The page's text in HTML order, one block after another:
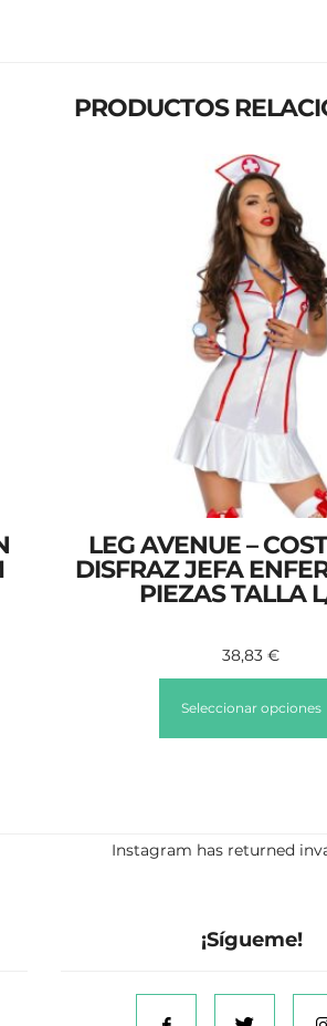
PRODUCTOS
LEG AVENUE –
DISFRAZ JEFA
PIEZAS TALLA
38,83€
Seleccionar opciones
Instagram has returned
¡Sígueme!